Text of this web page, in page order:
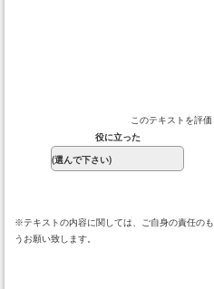
このテキストを評価
役に立った
※テキストの内容に関しては、ご自身の責任の
うお願い致します。